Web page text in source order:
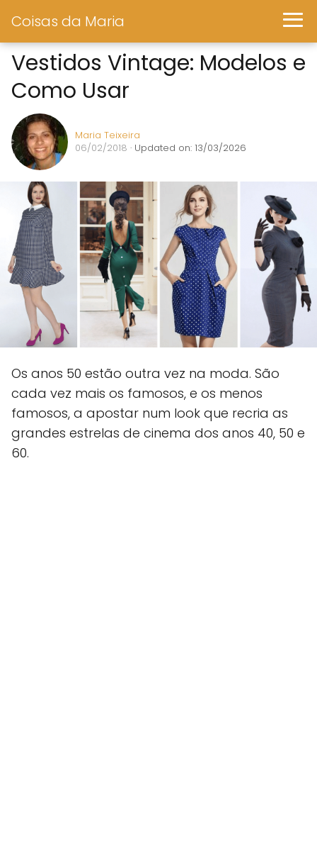
Coisas da Maria
Vestidos Vintage: Modelos e
Como Usar
Maria Teixeira
06/02/2018 · Updated on: 13/03/2026
Os anos 50 estão outra vez na moda. São
cada vez mais os famosos, e os menos
famosos, a apostar num look que recria as
grandes estrelas de cinema dos anos 40, 50 e
60.